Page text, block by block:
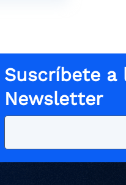
Suscríbete a
Newsletter